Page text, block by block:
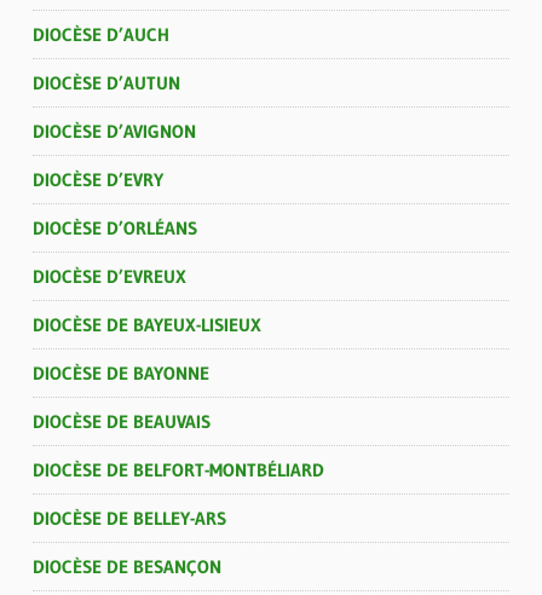
DIOCÈSE D’AUCH
DIOCÈSE D’AUTUN
DIOCÈSE D’AVIGNON
DIOCÈSE D’EVRY
DIOCÈSE D’ORLÉANS
DIOCÈSE D’EVREUX
DIOCÈSE DE BAYEUX-LISIEUX
DIOCÈSE DE BAYONNE
DIOCÈSE DE BEAUVAIS
DIOCÈSE DE BELFORT-MONTBÉLIARD
DIOCÈSE DE BELLEY-ARS
DIOCÈSE DE BESANÇON